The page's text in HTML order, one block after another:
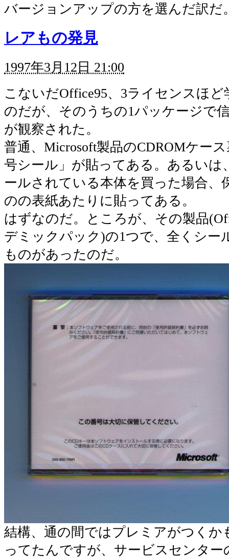
バージョンアップの方を選んだ訳だ
レアもの発見
1997年3月12日 21:00
こないだOffice95、3ライセンスほ
のだが、そのうちの1パッケージで
が観察された。
普通、Microsoft製品のCDROMケー
号シール」が貼ってある。あるいは
ールされている本体を買った場合、
のの表紙あたりに貼ってある。
はずなのだ。ところが、その製品
デミックパック)の1つで、全くシー
ものがあったのだ。
結構、通の間ではプレミアがつくか
ってたんですが、サービスセンター